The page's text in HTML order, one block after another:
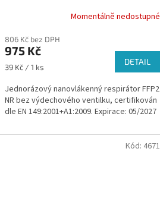
Momentálně nedostupné
806 Kč bez DPH
975 Kč
Měrná
39 Kč / 1 ks
DETAIL
Jednorázový nanovlákenný respirátor FFP2
NR bez výdechového ventilku, certifikován
dle EN 149:2001+A1:2009. Expirace: 05/2027
Kód: 4671